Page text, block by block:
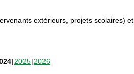
extérieurs, projets scolaires) et
2025 2026